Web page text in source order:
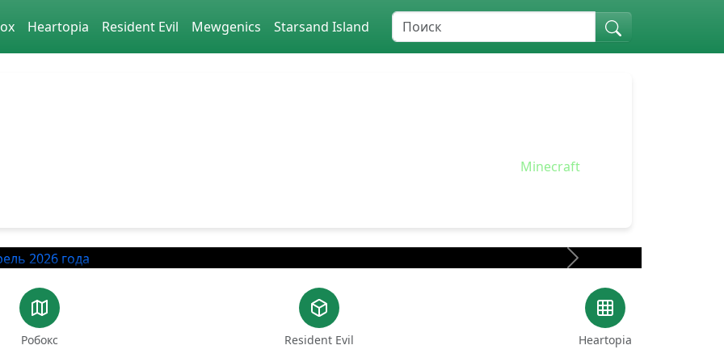
Heartopia Resident Evil Mewgenics Starsand Island
Minecraft
Next
Робокс Resident Evil Heartopia